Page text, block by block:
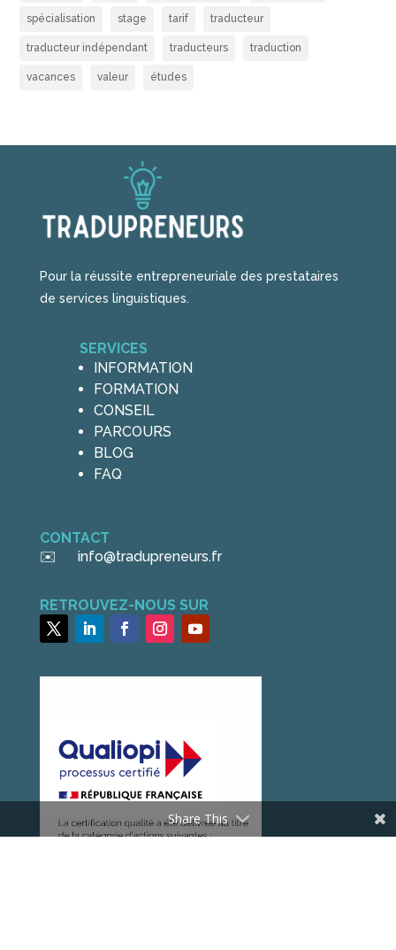
spécialisation stage tarif traducteur
traducteur indépendant traducteurs traduction
vacances valeur études
Pour la réussite entrepreneuriale des prestataires
de services linguistiques.
SERVICES
INFORMATION
FORMATION
CONSEIL
PARCOURS
BLOG
FAQ
CONTACT
✉️ info@tradupreneurs.fr
RETROUVEZ-NOUS SUR
Share This